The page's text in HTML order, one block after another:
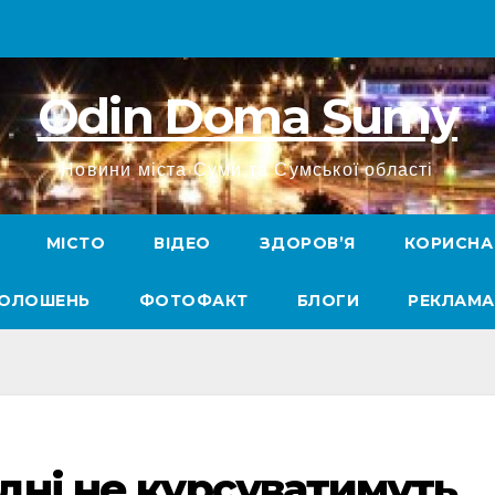
Odin Doma Sumy
Новини міста Суми та Сумської області
МІСТО ВІДЕО ЗДОРОВ’Я КОРИСНА
ФОТОФАКТ БЛОГИ РЕКЛАМА